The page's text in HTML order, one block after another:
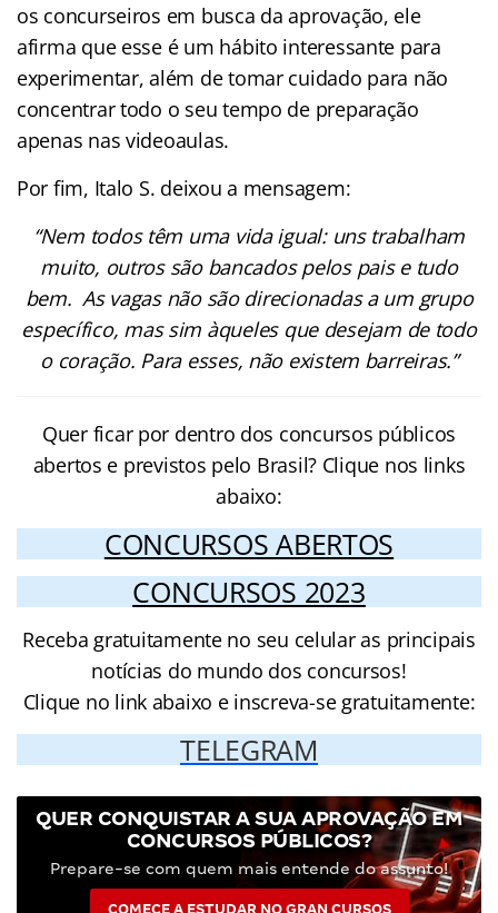
os concurseiros em busca da aprovação, ele
afirma que esse é um hábito interessante para
experimentar, além de tomar cuidado para não
concentrar todo o seu tempo de preparação
apenas nas videoaulas.
Por fim, Italo S. deixou a mensagem:
“Nem todos têm uma vida igual: uns trabalham
muito, outros são bancados pelos pais e tudo
bem. As vagas não são direcionadas a um grupo
específico, mas sim àqueles que desejam de todo
o coração. Para esses, não existem barreiras.”
Quer ficar por dentro dos concursos públicos
abertos e previstos pelo Brasil? Clique nos links
abaixo:
CONCURSOS ABERTOS
CONCURSOS 2023
Receba gratuitamente no seu celular as principais
notícias do mundo dos concursos!
Clique no link abaixo e inscreva-se gratuitamente:
TELEGRAM
QUER CONQUISTAR A SUA APROVAÇÃO EM
CONCURSOS PÚBLICOS?
Prepare-se com quem mais entende do assunto!
COMECE A ESTUDAR NO GRAN CURSOS